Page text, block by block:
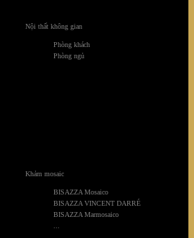
Nội thất không gian
Phòng khách
Phòng ngủ
Khảm mosaic
BISAZZA Mosaico
BISAZZA VINCENT DARRÉ
BISAZZA Marmosaico